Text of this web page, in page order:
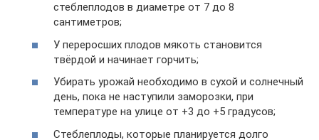
стеблеплодов в диаметре от 7 до 8
сантиметров;
У переросших плодов мякоть становится
твёрдой и начинает горчить;
Убирать урожай необходимо в сухой и солнечный
день, пока не наступили заморозки, при
температуре на улице от +3 до +5 градусов;
Стеблеплоды, которые планируется долго